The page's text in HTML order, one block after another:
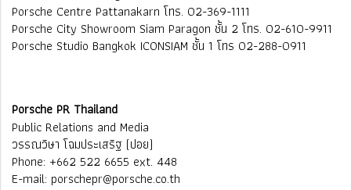
Porsche Centre Pattanakarn โทร. 02-369-1111
Porsche City Showroom Siam Paragon ชั้น 2 โทร. 02-610-9911
Porsche Studio Bangkok ICONSIAM ชั้น 1 โทร 02-288-0911
Porsche PR Thailand
Public Relations and Media
วรรณวิษา โฉมประเสริฐ (ปอย)
Phone: +662 522 6655 ext. 448
E-mail: porschepr@porsche.co.th